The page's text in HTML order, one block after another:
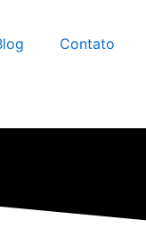
Contato